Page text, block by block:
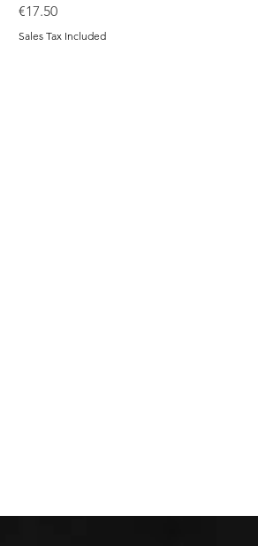
Price
€17.50
Sales Tax Included